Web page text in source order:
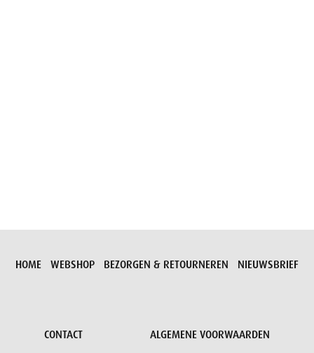
HOME WEBSHOP BEZORGEN & RETOURNEREN NIEUWSBRIEF
CONTACT ALGEMENE VOORWAARDEN